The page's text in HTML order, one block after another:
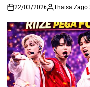
on
22/03/2026 Thaisa Zago